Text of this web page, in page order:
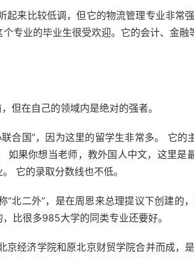
起来比较低调，但它的物流管理专业非常
专业的毕业生很受欢迎。它的会计、金
但在自己的领域内是绝对的强者。
联合国”，因为这里的留学生非常多。 它
如果你想当老师，教外国人中文，这里是
它的录取分数线也不低。
“北二外”，是在周恩来总理提议下创建的
比很多985大学的同类专业还要好。
京经济学院和原北京财贸学院合并而成，